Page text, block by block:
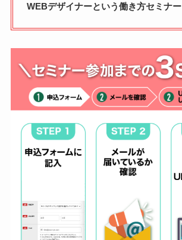
WEBデザイナーという働き方セミナー